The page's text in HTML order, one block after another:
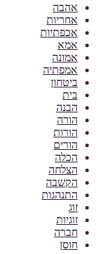
אהבה
אחריות
אכפתיות
אמא
אמונה
אמפתיה
ביטחון
בית
הבנה
הורה
הורות
הורים
הכלה
הצלחה
הקשבה
התנהגות
זוג
זוגיות
חברה
חוסן